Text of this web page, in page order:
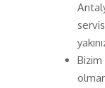
Bizim